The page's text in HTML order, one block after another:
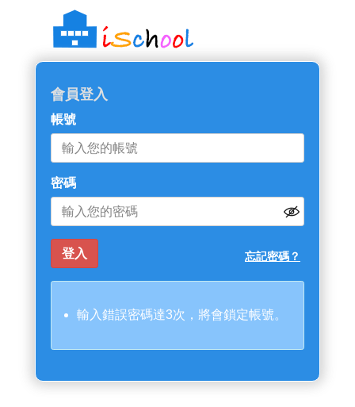
::: 跳過主導覽區塊
會員登入
帳號
密碼
忘記密碼？
輸入錯誤密碼達3次，將會鎖定帳號。